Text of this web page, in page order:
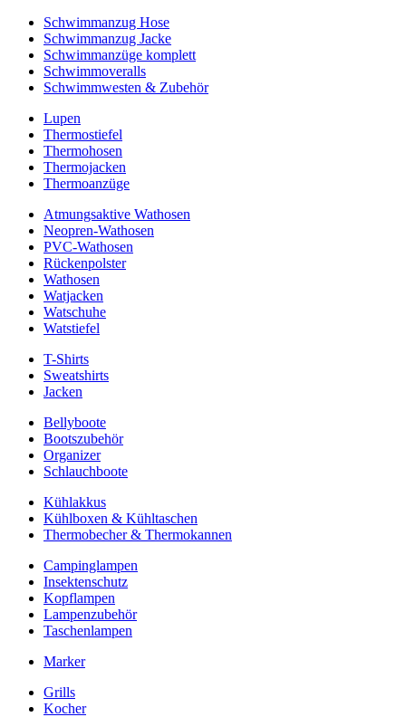
Schwimmanzug Hose
Schwimmanzug Jacke
Schwimmanzüge komplett
Schwimmoveralls
Schwimmwesten & Zubehör
Lupen
Thermostiefel
Thermohosen
Thermojacken
Thermoanzüge
Atmungsaktive Wathosen
Neopren-Wathosen
PVC-Wathosen
Rückenpolster
Wathosen
Watjacken
Watschuhe
Watstiefel
T-Shirts
Sweatshirts
Jacken
Bellyboote
Bootszubehör
Organizer
Schlauchboote
Kühlakkus
Kühlboxen & Kühltaschen
Thermobecher & Thermokannen
Campinglampen
Insektenschutz
Kopflampen
Lampenzubehör
Taschenlampen
Marker
Grills
Kocher